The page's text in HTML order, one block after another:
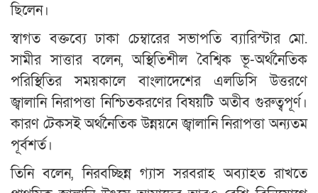
ছিলেন।
স্বাগত বক্তব্যে ঢাকা চেম্বারের সভাপতি ব্যারিস্টার মো.
সামীর সাত্তার বলেন, অস্থিতিশীল বৈশ্বিক ভূ-অর্থনৈতিক
পরিস্থিতির সময়কালে বাংলাদেশের এলডিসি উত্তরণে
জ্বালানি নিরাপত্তা নিশ্চিতকরণের বিষয়টি অতীব গুরুত্বপূর্ণ।
কারণ টেকসই অর্থনৈতিক উন্নয়নে জ্বালানি নিরাপত্তা অন্যতম
পূর্বশর্ত।
তিনি বলেন, নিরবচ্ছিন্ন গ্যাস সরবরাহ অব্যাহত রাখতে